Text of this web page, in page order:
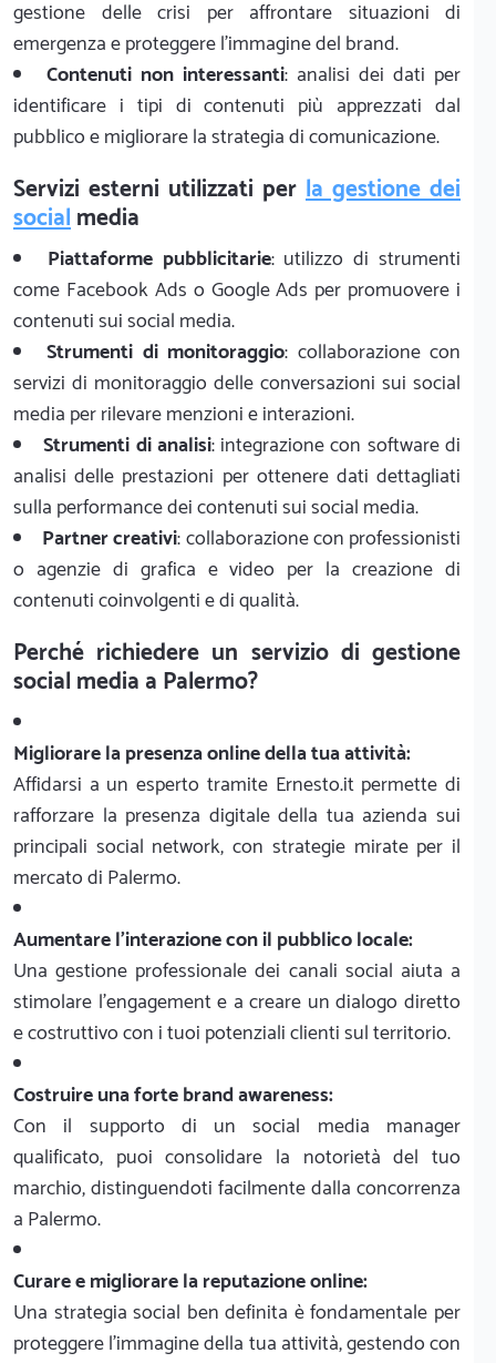
gestione delle crisi per affrontare situazioni di
emergenza e proteggere l'immagine del brand.
Contenuti non interessanti: analisi dei dati per
identificare i tipi di contenuti più apprezzati dal
pubblico e migliorare la strategia di comunicazione.
Servizi esterni utilizzati per la gestione dei
socialmedia
Piattaforme pubblicitarie: utilizzo di strumenti
come Facebook Ads o Google Ads per promuovere i
contenuti sui social media.
Strumenti di monitoraggio: collaborazione con
servizi di monitoraggio delle conversazioni sui social
media per rilevare menzioni e interazioni.
Strumenti di analisi: integrazione con software di
analisi delle prestazioni per ottenere dati dettagliati
sulla performance dei contenuti sui social media.
Partner creativi: collaborazione con professionisti
o agenzie di grafica e video per la creazione di
contenuti coinvolgenti e di qualità.
Perché richiedere un servizio di gestione
social media a Palermo?
Migliorare la presenza online della tua attività:
Affidarsi a un esperto tramite Ernesto.it permette di
rafforzare la presenza digitale della tua azienda sui
principali social network, con strategie mirate per il
mercato di Palermo.
Aumentare l'interazione con il pubblico locale:
Una gestione professionale dei canali social aiuta a
stimolare l'engagement e a creare un dialogo diretto
e costruttivo con i tuoi potenziali clienti sul territorio.
Costruire una forte brand awareness:
Con il supporto di un social media manager
qualificato, puoi consolidare la notorietà del tuo
marchio, distinguendoti facilmente dalla concorrenza
a Palermo.
Curare e migliorare la reputazione online:
Una strategia social ben definita è fondamentale per
proteggere l'immagine della tua attività, gestendo con